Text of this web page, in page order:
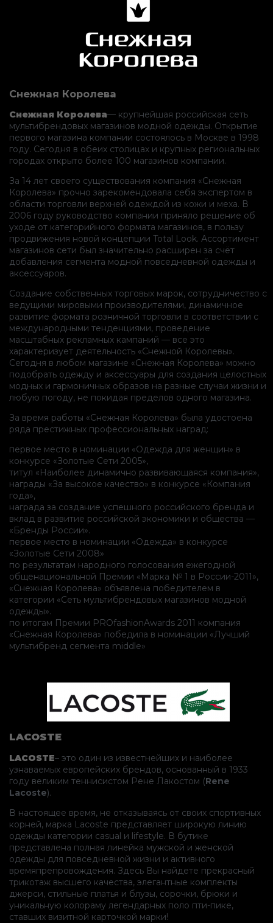
Снежная Королева
Снежная Королева— крупнейшая российская сеть
мультибрендовых магазинов модной одежды. Открытие
первого магазина компании состоялось в Москве в 1998
году. Сегодня в обеих столицах и крупных региональных
городах открыто более 100 магазинов компании.
За 14 лет своего существования компания «Снежная
Королева» прочно зарекомендовала себя экспертом в
области торговли верхней одеждой из кожи и меха. В
2006 году руководство компании приняло решение об
уходе от категорийного формата магазинов, в пользу
продвижения новой концепции Total Look. Ассортимент
магазинов сети был значительно расширен за счёт
добавления сегмента модной повседневной одежды и
аксессуаров.
Создание собственных торговых марок, сотрудничество с
ведущими мировыми производителями, динамичное
развитие формата розничной торговли в соответствии с
международными тенденциями, проведение
масштабных рекламных кампаний — все это
характеризует деятельность «Снежной Королевы».
Сегодня в любом магазине «Снежная Королева» можно
подобрать одежду и аксессуары для создания целостных
модных и гармоничных образов на разные случаи жизни и
любую погоду, не покидая пределов одного магазина.
За время работы «Снежная Королева» была удостоена
ряда престижных профессиональных наград:
первое место в номинации «Одежда для женщин» в
конкурсе «Золотые Сети 2005»,
титул «Наиболее динамично развивающаяся компания»,
награды «За высокое качество» в конкурсе «Компания
года»,
награда за создание успешного российского бренда и
вклад в развитие российской экономики и общества —
«Бренды России».
первое место в номинации «Одежда» в конкурсе
«Золотые Сети 2008»
по результатам народного голосования ежегодной
общенациональной Премии «Марка № 1 в России-2011»,
«Снежная Королева» объявлена победителем в
категории «Сеть мультибрендовых магазинов модной
одежды».
по итогам Премии PROfashionAwards 2011 компания
«Снежная Королева» победила в номинации «Лучший
мультибренд сегмента middle»
LACOSTE
LACOSTE– это один из известнейших и наиболее
узнаваемых европейских брендов, основанный в 1933
году великим теннисистом Рене Лакостом (Rene
Lacoste).
В настоящее время, не отказываясь от своих спортивных
корней, марка Lacoste представляет широкую линию
одежды категории casual и lifestyle. В бутике
представлена полная линейка мужской и женской
одежды для повседневной жизни и активного
времяпрепровождения. Здесь Вы найдете прекрасный
трикотаж высшего качества, элегантные комплекты
джерси, стильные платья и блузы, сорочки, брюки и
уникальную колораму легендарных поло пти-пике,
ставших визитной карточкой марки!